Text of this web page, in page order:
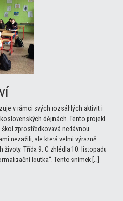
v rámci svých rozsáhlých aktivit i
dějinách. Tento projekt
zprostředkovává nedávnou
nezažili, ale která velmi výrazně
životy. Třída 9. C zhlédla 10. listopadu
loutka“. Tento snímek […]